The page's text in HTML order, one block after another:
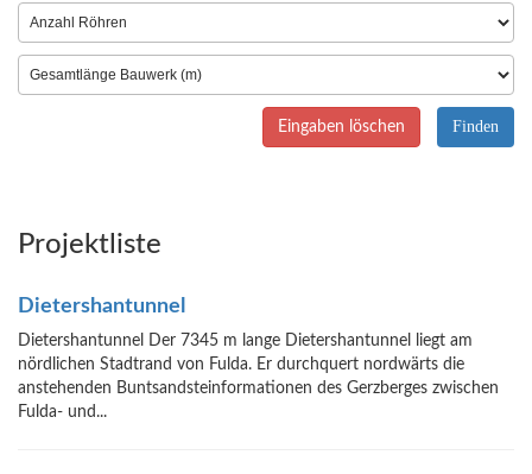
Eingaben löschen
Projektliste
Dietershantunnel
Dietershantunnel Der 7345 m lange Dietershantunnel liegt am
nördlichen Stadtrand von Fulda. Er durchquert nordwärts die
anstehenden Buntsandsteinformationen des Gerzberges zwischen
Fulda- und...